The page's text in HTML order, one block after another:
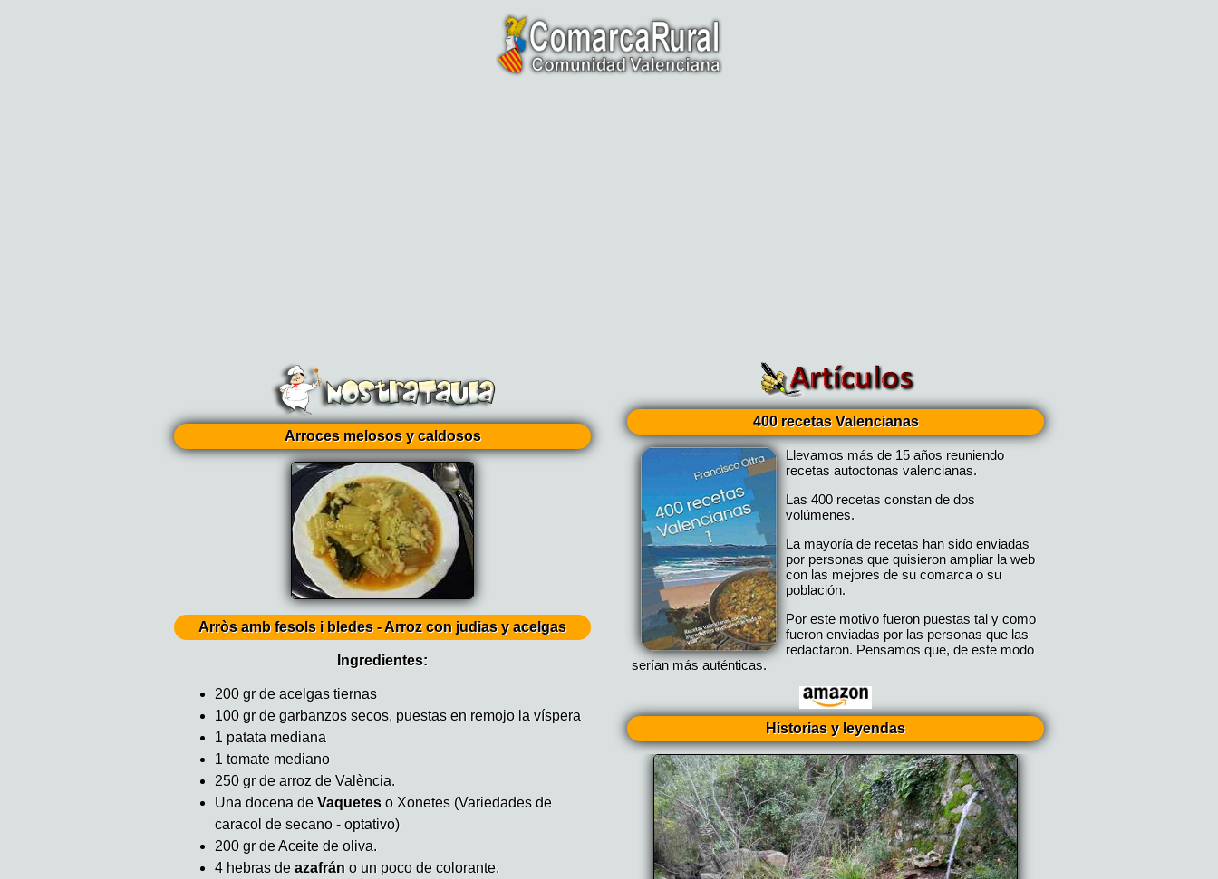
Arroces melosos y caldosos
Arròs amb fesols i bledes - Arroz con judias y acelgas
Ingredientes:
200 gr de acelgas tiernas
100 gr de garbanzos secos, puestas en remojo la víspera
1 patata mediana
1 tomate mediano
250 gr de arroz de València.
Una docena de Vaquetes o Xonetes (Variedades de
caracol de secano - optativo)
200 gr de Aceite de oliva.
4 hebras de azafrán o un poco de colorante.
400 recetas Valencianas
Llevamos más de 15 años reuniendo
recetas autoctonas valencianas.
Las 400 recetas constan de dos
volúmenes.
La mayoría de recetas han sido enviadas
por personas que quisieron ampliar la web
con las mejores de su comarca o su
población.
Por este motivo fueron puestas tal y como
fueron enviadas por las personas que las
redactaron. Pensamos que, de este modo
serían más auténticas.
Historias y leyendas